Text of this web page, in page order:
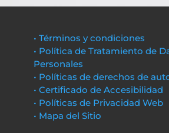
• Términos y condiciones
• Política de Tratamiento de
Personales
• Políticas de derechos de
• Certificado de Accesibilidad
• Políticas de Privacidad Web
• Mapa del Sitio